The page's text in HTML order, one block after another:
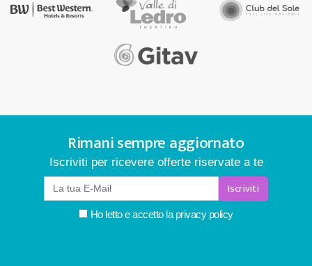
Rimani sempre aggiornato
Iscriviti per ricevere offerte riservate a te
Iscriviti
Ho letto e accetto la privacy policy